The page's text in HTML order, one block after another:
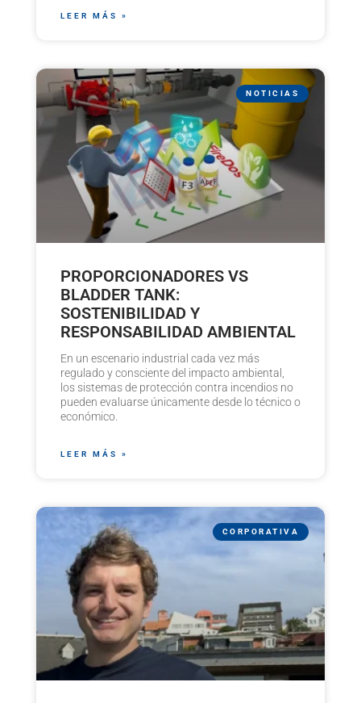
LEER MÁS »
NOTICIAS
PROPORCIONADORES VS
BLADDER TANK:
SOSTENIBILIDAD Y
RESPONSABILIDAD AMBIENTAL
En un escenario industrial cada vez más
regulado y consciente del impacto ambiental,
los sistemas de protección contra incendios no
pueden evaluarse únicamente desde lo técnico o
económico.
LEER MÁS »
CORPORATIVA